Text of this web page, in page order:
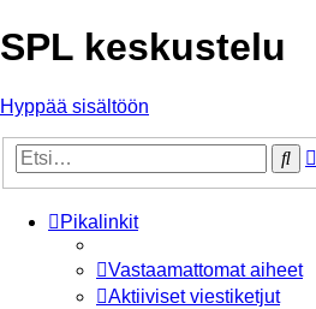
SPL keskustelu
Hyppää sisältöön
Etsi
Pikalinkit
Vastaamattomat aiheet
Aktiiviset viestiketjut